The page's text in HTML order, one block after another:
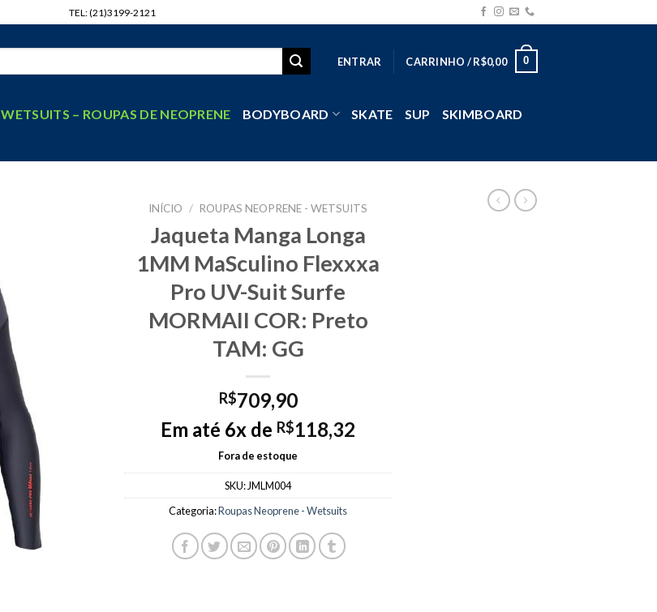
TEL: (21)3199-2121
ENTRAR CARRINHO /R$0,00 0
WETSUITS – ROUPAS DE NEOPRENE BODYBOARD SKATE SUP SKIMBOARD
INÍCIO / ROUPAS NEOPRENE - WETSUITS
Jaqueta Manga Longa
1MM MaSculino Flexxxa
Pro UV-Suit Surfe
MORMAII COR: Preto
TAM: GG
R$709,90
Em até 6x de R$118,32
Fora de estoque
SKU: JMLM004
Categoria:Roupas Neoprene - Wetsuits